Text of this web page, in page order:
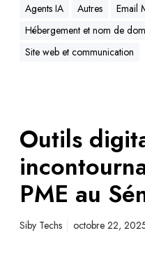
Agents IA Autres
Email
Hébergement et nom de
Site web et communication
Outils
PME au
Siby Techs octobre 22,